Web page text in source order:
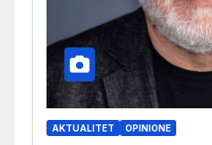
AKTUALITET OPINIONE